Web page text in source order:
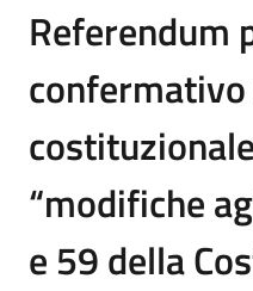
Referendum
“modifiche
e 59 della